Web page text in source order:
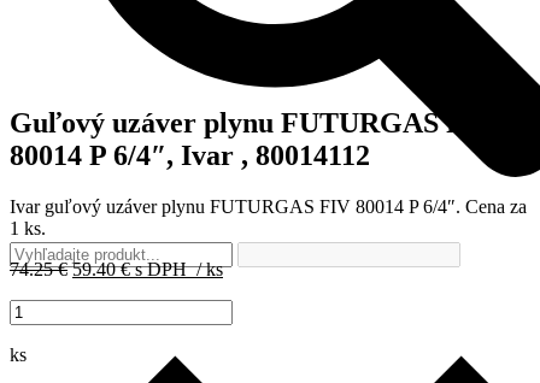
Guľový uzáver plynu FUTURGAS FIV
80014 P 6/4″, Ivar , 80014112
Ivar guľový uzáver plynu FUTURGAS FIV 80014 P 6/4″. Cena za
1 ks.
74.25€Pôvodná
59.40€Aktuálna
s DPH/ ks
množstvo
Guľový
uzáver
ks